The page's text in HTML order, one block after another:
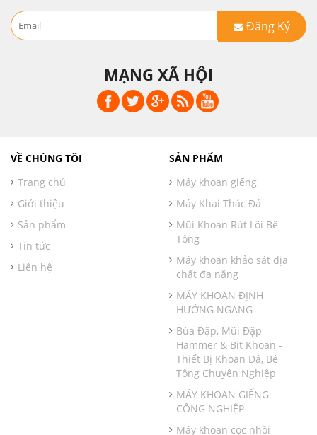
Đăng Ký
MẠNG XÃ HỘI
VỀ CHÚNG TÔI
Trang chủ
Giới thiệu
Sản phẩm
Tin tức
Liên hệ
SẢN PHẨM
Máy khoan giếng
Máy Khai Thác Đá
Mũi Khoan Rút Lõi Bê
Tông
Máy khoan khảo sát địa
chất đa năng
MÁY KHOAN ĐỊNH
HƯỚNG NGANG
Búa Đập, Mũi Đập
Hammer & Bit Khoan -
Thiết Bị Khoan Đá, Bê
Tông Chuyên Nghiệp
MÁY KHOAN GIẾNG
CÔNG NGHIỆP
Máy khoan cọc nhồi